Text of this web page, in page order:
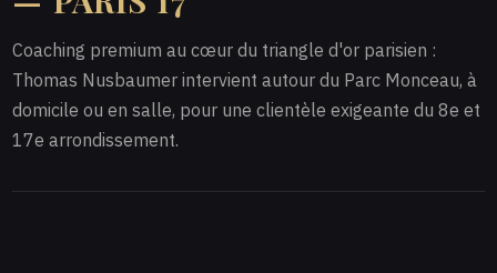
Coaching premium au cœur du triangle d'or parisien :
Thomas Nusbaumer intervient autour du Parc Monceau, à
domicile ou en salle, pour une clientèle exigeante du 8e et
17e arrondissement.